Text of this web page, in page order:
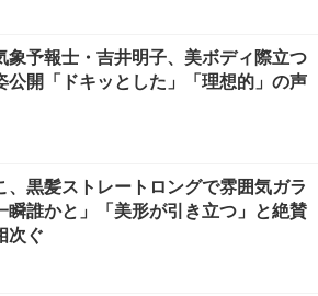
象予報士・吉井明子、美ボディ際立つ
公開「ドキッとした」「理想的」の声
、黒髪ストレートロングで雰囲気ガラ
瞬誰かと」「美形が引き立つ」と絶賛
次ぐ